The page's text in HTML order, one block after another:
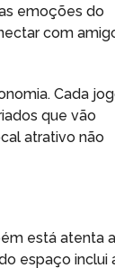
emoções do
com
Cada
que vão
atrativo não
está atenta a
espaço inclui